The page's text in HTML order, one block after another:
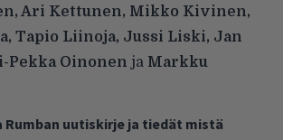
Ari Kettunen, Mikko Kivinen,
Tapio Liinoja, Jussi Liski, Jan
Pekka Oinonen ja Markku
Rumban uutiskirje ja tiedät mistä